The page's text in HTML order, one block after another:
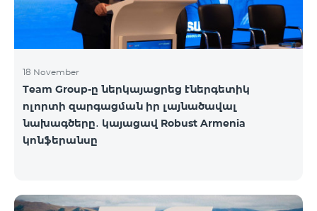
18 November
Team Group-ը ներկայացրեց էներգետիկ
ոլորտի զարգացման իր լայնածավալ
նախագծերը․ կայացավ Robust Armenia
կոնֆերանսը